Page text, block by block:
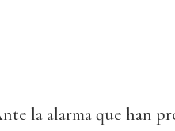
la alarma que han